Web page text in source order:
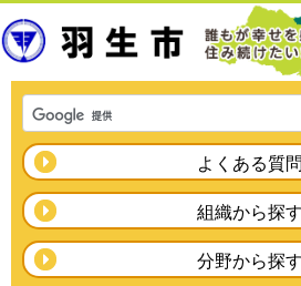
よくある質問
組織から探す
分野から探す